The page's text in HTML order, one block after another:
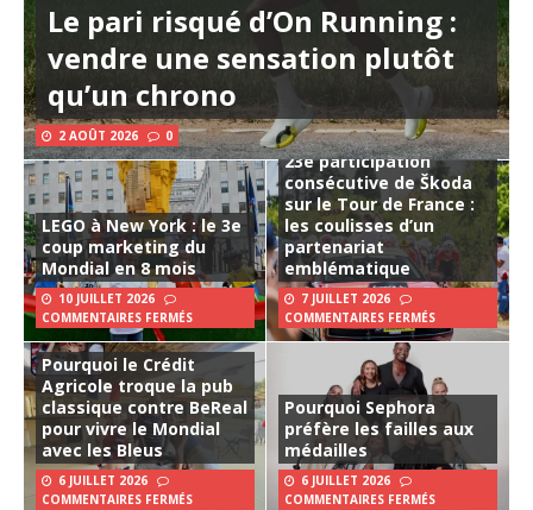
Le pari risqué d’On Running :
vendre une sensation plutôt
qu’un chrono
2 AOÛT 2026 0
LEGO à New York : le 3e
coup marketing du
Mondial en 8 mois
10 JUILLET 2026
COMMENTAIRES FERMÉS
23e participation
consécutive de Škoda
sur le Tour de France :
les coulisses d’un
partenariat
emblématique
7 JUILLET 2026
COMMENTAIRES FERMÉS
Pourquoi le Crédit
Agricole troque la pub
classique contre BeReal
pour vivre le Mondial
avec les Bleus
6 JUILLET 2026
COMMENTAIRES FERMÉS
Pourquoi Sephora
préfère les failles aux
médailles
6 JUILLET 2026
COMMENTAIRES FERMÉS